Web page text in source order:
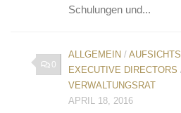
Schulungen und...
0
ALLGEMEIN /
EXECUTIVE DIRECTORS
VERWALTUNGSRAT
APRIL 18, 2016